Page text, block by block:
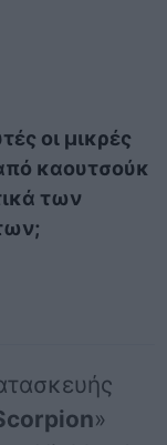
οι μικρές
καουτσούκ
των
»